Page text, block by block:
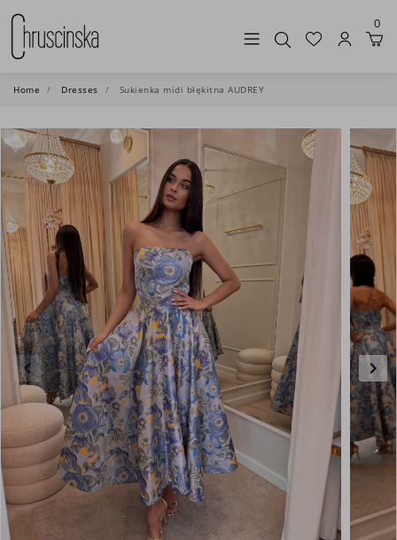
0
Home Dresses Sukienka midi błękitna AUDREY
Previous
keyboard_arrow_left keyboard_arrow_right